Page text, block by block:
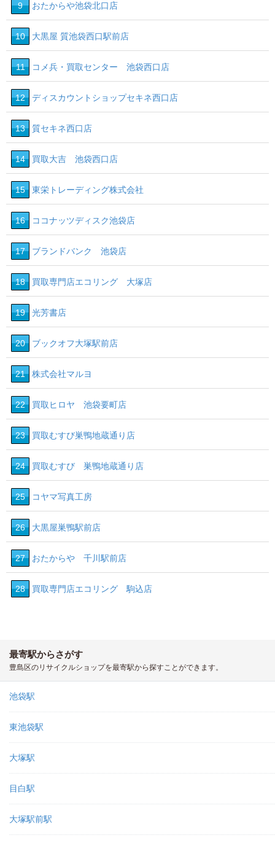
9 おたからや池袋北口店
10 大黒屋 質池袋西口駅前店
11 コメ兵・買取センター 池袋西口店
12 ディスカウントショップセキネ西口店
13 質セキネ西口店
14 買取大吉 池袋西口店
15 東栄トレーディング株式会社
16 ココナッツディスク池袋店
17 ブランドバンク 池袋店
18 買取専門店エコリング 大塚店
19 光芳書店
20 ブックオフ大塚駅前店
21 株式会社マルヨ
22 買取ヒロヤ 池袋要町店
23 買取むすび巣鴨地蔵通り店
24 買取むすび 巣鴨地蔵通り店
25 コヤマ写真工房
26 大黒屋巣鴨駅前店
27 おたからや 千川駅前店
28 買取専門店エコリング 駒込店
最寄駅からさがす
豊島区のリサイクルショップを最寄駅から探すことができます。
池袋駅
東池袋駅
大塚駅
目白駅
大塚駅前駅